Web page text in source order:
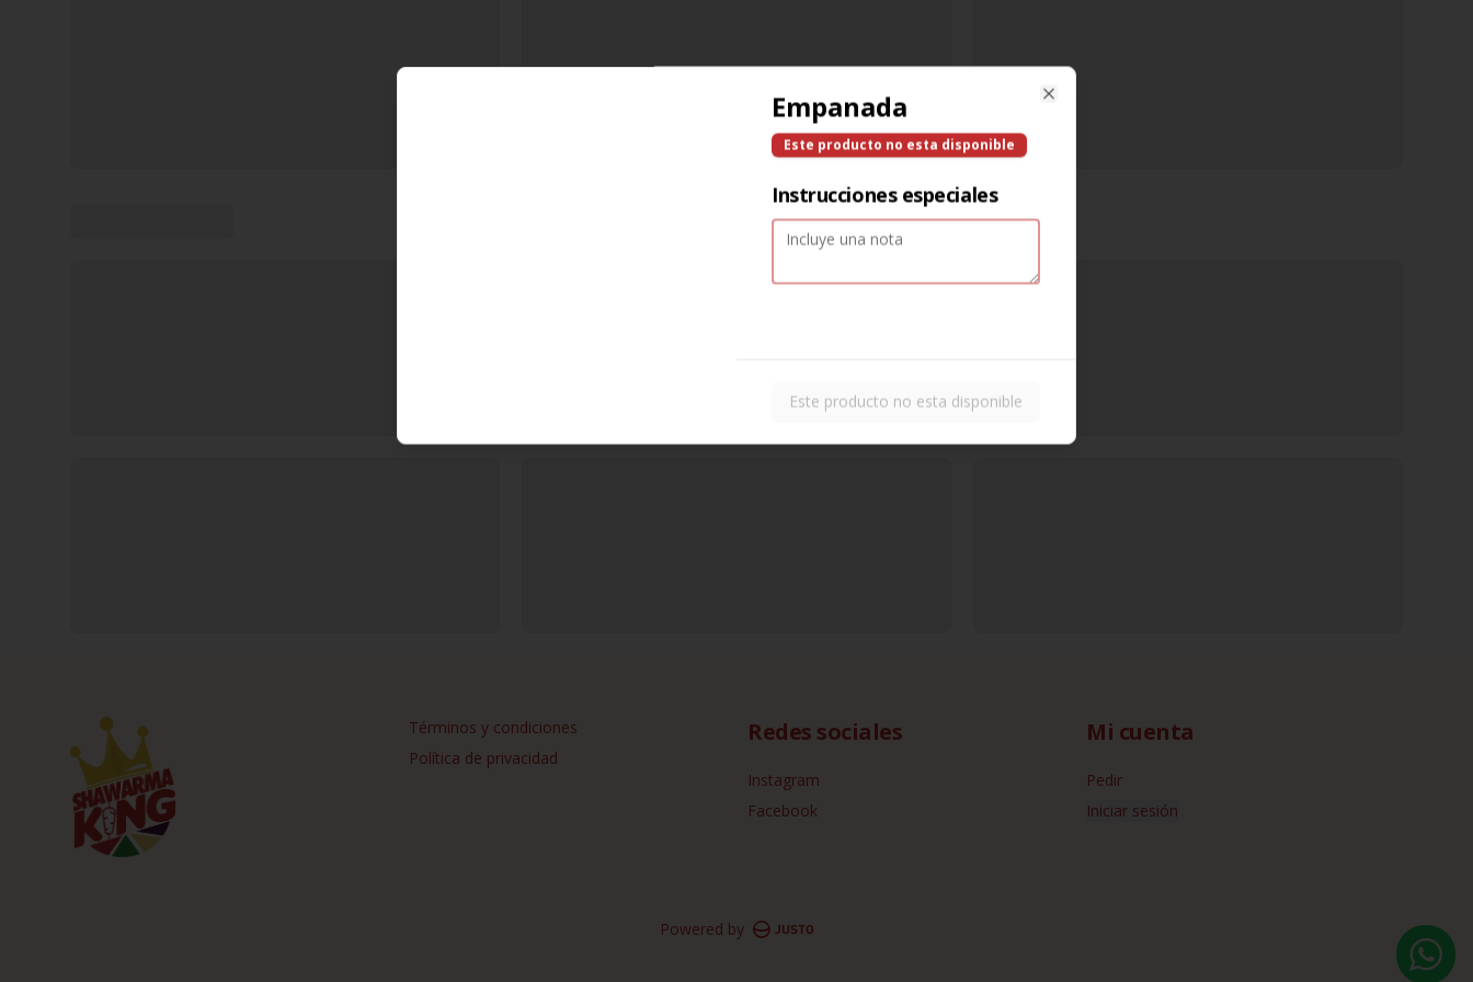
Términos y condiciones
Política de privacidad
Redes sociales
Instagram
Facebook
Mi cuenta
Pedir
Iniciar sesión
Powered by
Empanada
Este producto no esta disponible
Instrucciones especiales
Este producto no esta disponible